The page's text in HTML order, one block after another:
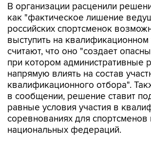
В организации расценили
как "фактическое лишение
российских спортсменок
выступить на квалификационном
считают, что оно "создает
при котором административные
напрямую влиять на состав
квалификационного отбора".
в сообщении, решение ставит
равные условия участия в
соревнованиях для спортсменов
национальных федераций.